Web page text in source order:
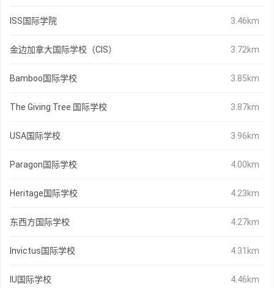
ISS国际学院 3.46km
金边加拿大国际学校（CIS） 3.72km
Bamboo国际学校 3.85km
The Giving Tree 国际学校 3.87km
USA国际学校 3.96km
Paragon国际学校 4.00km
Heritage国际学校 4.23km
东西方国际学校 4.27km
Invictus国际学校 4.31km
IU国际学校 4.46km